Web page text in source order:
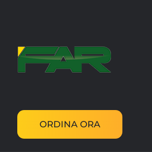
FAR Srls
Specialisti nella lotta alle zanzare dal 1998
ORDINA ORA